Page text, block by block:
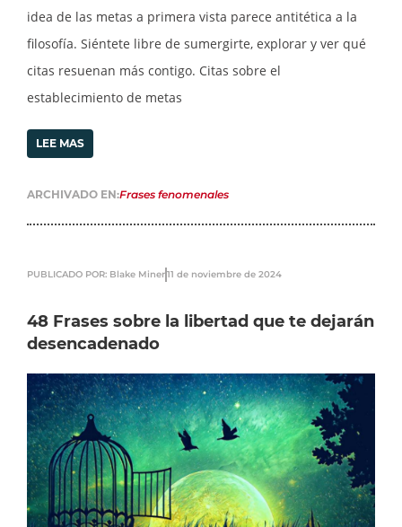
idea de las metas a primera vista parece antitética a la
filosofía. Siéntete libre de sumergirte, explorar y ver qué
citas resuenan más contigo. Citas sobre el
establecimiento de metas
LEE MAS
ARCHIVADO EN:Frases fenomenales
PUBLICADO POR: Blake Miner11 de noviembre de 2024
48 Frases sobre la libertad que te dejarán
desencadenado